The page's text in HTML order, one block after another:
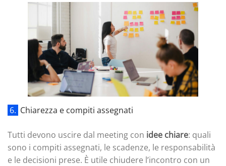
6. Chiarezza e compiti assegnati
Tutti devono uscire dal meeting con idee chiare: quali
sono i compiti assegnati, le scadenze, le responsabilità
e le decisioni prese. È utile chiudere l’incontro con un